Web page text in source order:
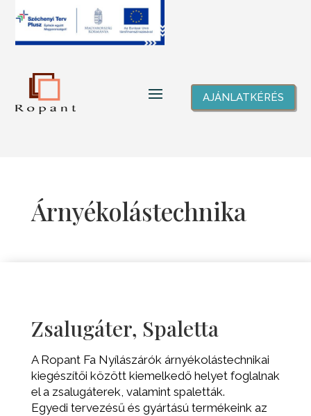
AJÁNLATKÉRÉS
Árnyékolástechnika
Zsalugáter, Spaletta
A Ropant Fa Nyílászárók árnyékolástechnikai
kiegészítői között kiemelkedő helyet foglalnak
el a zsalugáterek, valamint spaletták.
Egyedi tervezésű és gyártású termékeink az